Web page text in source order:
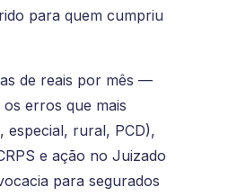
para quem cumpriu
de reais por mês —
erros que mais
especial, rural, PCD),
e ação no Juizado
para segurados